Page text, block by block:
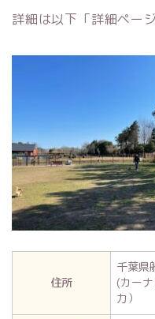
詳細は以下「詳細ペー
住所
千葉県
(カー
力）